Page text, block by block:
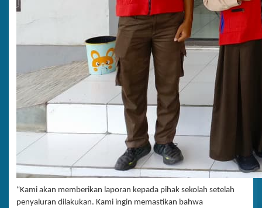
“Kami akan memberikan laporan kepada pihak sekolah setelah
penyaluran dilakukan. Kami ingin memastikan bahwa